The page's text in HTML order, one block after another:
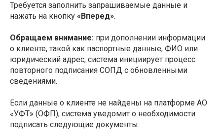
Требуется заполнить запрашиваемые данные и
нажать на кнопку «Вперед».
Обращаем внимание: при дополнении информации
о клиенте, такой как паспортные данные, ФИО или
юридический адрес, система инициирует процесс
повторного подписания СОПД с обновленными
сведениями.
Если данные о клиенте не найдены на платформе АО
«УФТ» (ОФП), система уведомит о необходимости
подписать следующие документы: